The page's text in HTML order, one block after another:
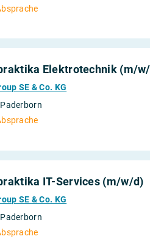
Elektrotechnik (m/
SE & Co. KG
IT-Services (m/w/d)
SE & Co. KG